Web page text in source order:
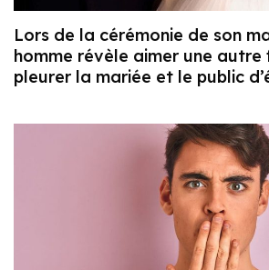
Lors de la cérémonie de son
homme révèle aimer une
pleurer la mariée et le public